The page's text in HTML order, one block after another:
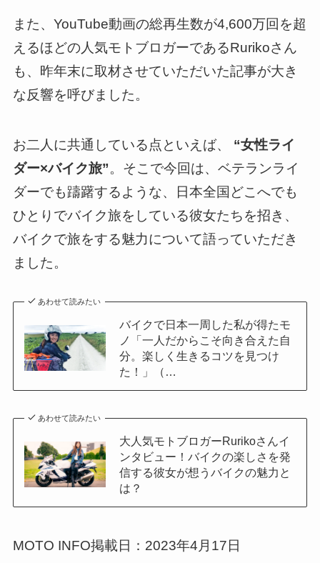
また、YouTube動画の総再生数が4,600万回を超
えるほどの人気モトブロガーであるRurikoさん
も、昨年末に取材させていただいた記事が大き
な反響を呼びました。
お二人に共通している点といえば、
“女性ライ
ダー×バイク旅”。そこで今回は、ベテランライ
ダーでも躊躇するような、日本全国どこへでも
ひとりでバイク旅をしている彼女たちを招き、
バイクで旅をする魅力について語っていただき
ました。
あわせて読みたい
バイクで日本一周した私が得たモ
ノ「一人だからこそ向き合えた自
分。楽しく生きるコツを見つけ
た！」（…
あわせて読みたい
大人気モトブロガーRurikoさんイ
ンタビュー！バイクの楽しさを発
信する彼女が想うバイクの魅力と
は？
MOTO INFO掲載日：2023年4月17日